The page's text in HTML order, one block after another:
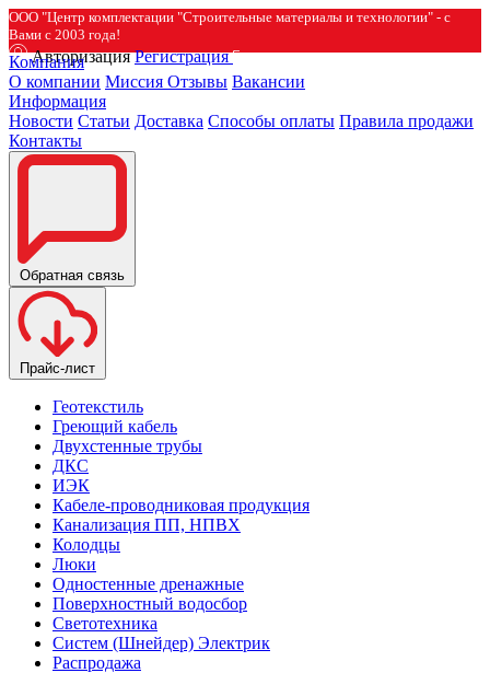
ООО "Центр комплектации "Строительные материалы и технологии" - с
Вами с 2003 года!
Авторизация Регистрация
Компания
О компании Миссия Отзывы Вакансии
Информация
Новости Статьи Доставка Способы оплаты Правила продажи
Контакты
Обратная связь
Прайс-лист
Геотекстиль
Греющий кабель
Двухстенные трубы
ДКС
ИЭК
Кабеле-проводниковая продукция
Канализация ПП, НПВХ
Колодцы
Люки
Одностенные дренажные
Поверхностный водосбор
Светотехника
Систем (Шнейдер) Электрик
Распродажа